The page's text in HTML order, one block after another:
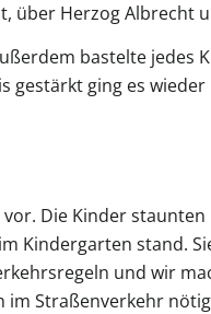
über Herzog Albrecht
bastelte jedes
gestärkt ging es
Die Kinder
Kindergarten stand.
und wir
im Straßenverkehr